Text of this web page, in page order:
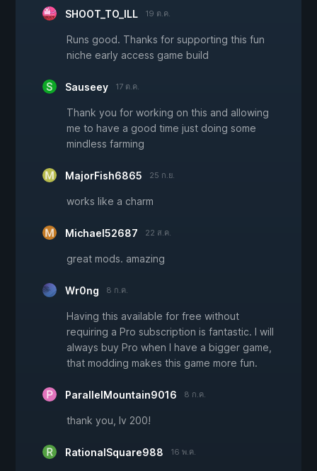
SHOOT_TO_ILL 19 ต.ค.
Runs good. Thanks for supporting this fun
niche early access game build
Sauseey 17 ต.ค.
Thank you for working on this and allowing
me to have a good time just doing some
mindless farming
MajorFish6865 25 ก.ย.
works like a charm
Michael52687 22 ส.ค.
great mods. amazing
Wr0ng 8 ก.ค.
Having this available for free without
requiring a Pro subscription is fantastic. I will
always buy Pro when I have a bigger game,
that modding makes this game more fun.
ParallelMountain9016 8 ก.ค.
thank you, lv 200!
RationalSquare988 16 พ.ค.